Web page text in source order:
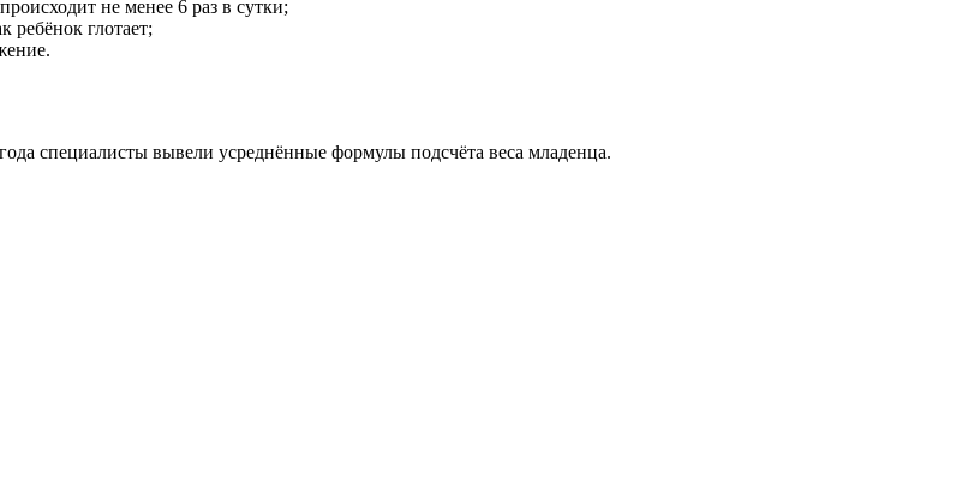
не менее 6 раз в сутки;
глотает;
специалисты вывели усреднённые формулы подсчёта веса младенца.